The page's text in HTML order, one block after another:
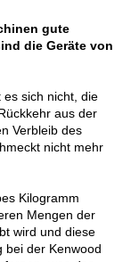
gute
die Geräte von
es sich nicht, die
aus der
Verbleib des
nicht mehr
Kilogramm
Mengen der
wird und diese
bei der Kenwood